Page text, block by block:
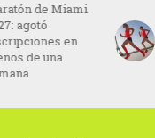
de Miami
agotó
en
de una